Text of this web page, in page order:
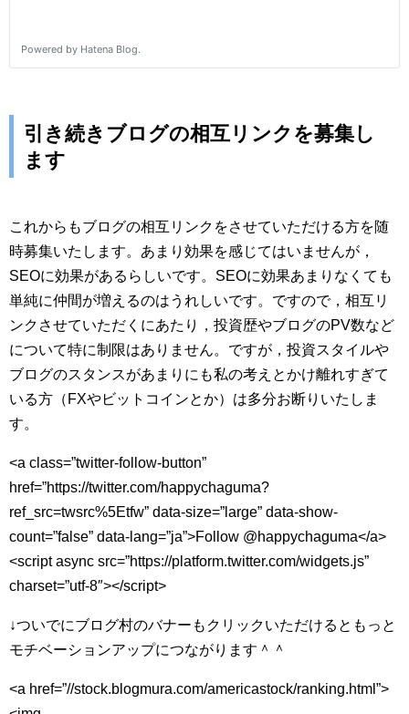
引き続きブログの相互リンクを募集し
ます
これからもブログの相互リンクをさせていただける方を随
時募集いたします。あまり効果を感じてはいませんが，
SEOに効果があるらしいです。SEOに効果あまりなくても
単純に仲間が増えるのはうれしいです。ですので，相互リ
ンクさせていただくにあたり，投資歴やブログのPV数など
について特に制限はありません。ですが，投資スタイルや
ブログのスタンスがあまりにも私の考えとかけ離れすぎて
いる方（FXやビットコインとか）は多分お断りいたしま
す。
<a class=”twitter-follow-button”
href=”https://twitter.com/happychaguma?
ref_src=twsrc%5Etfw” data-size=”large” data-show-
count=”false” data-lang=”ja”>Follow @happychaguma</a>
<script async src=”https://platform.twitter.com/widgets.js”
charset=”utf-8″></script>
↓ついでにブログ村のバナーもクリックいただけるともっと
モチベーションアップにつながります＾＾
<a href=”//stock.blogmura.com/americastock/ranking.html”>